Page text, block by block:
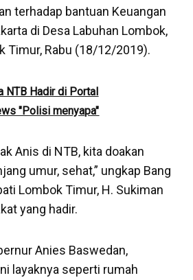
terhadap bantuan Keuangan
di Desa Labuhan Lombok,
Timur, Rabu (18/12/2019).
NTB Hadir di Portal
"Polisi menyapa"
Anis di NTB, kita doakan
umur, sehat,” ungkap Bang
Lombok Timur, H. Sukiman
yang hadir.
Anies Baswedan,
layaknya seperti rumah